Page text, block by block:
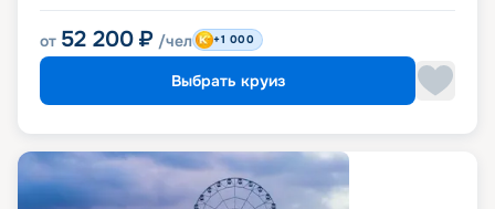
от 52 200 ₽ /чел +1 000
Выбрать круиз